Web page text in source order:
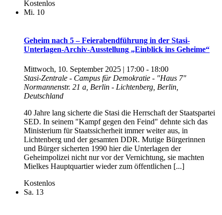
Kostenlos
Mi. 10
Geheim nach 5 – Feierabendführung in der Stasi-
Unterlagen-Archiv-Ausstellung „Einblick ins Geheime“
Mittwoch, 10. September 2025 | 17:00 - 18:00
Stasi-Zentrale - Campus für Demokratie - "Haus 7"
Normannenstr. 21 a, Berlin - Lichtenberg, Berlin,
Deutschland
40 Jahre lang sicherte die Stasi die Herrschaft der Staatspartei
SED. In seinem "Kampf gegen den Feind" dehnte sich das
Ministerium für Staatssicherheit immer weiter aus, in
Lichtenberg und der gesamten DDR. Mutige Bürgerinnen
und Bürger sicherten 1990 hier die Unterlagen der
Geheimpolizei nicht nur vor der Vernichtung, sie machten
Mielkes Hauptquartier wieder zum öffentlichen [...]
Kostenlos
Sa. 13